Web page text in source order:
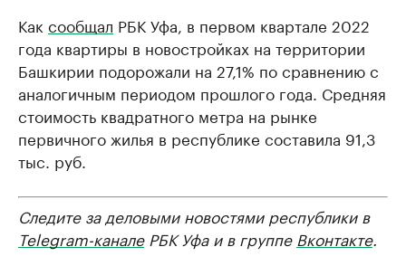
Как сообщал РБК Уфа, в первом квартале 2022
года квартиры в новостройках на территории
Башкирии подорожали на 27,1% по сравнению с
аналогичным периодом прошлого года. Средняя
стоимость квадратного метра на рынке
первичного жилья в республике составила 91,3
тыс. руб.
Следите за деловыми новостями республики в
Telegram-каналеРБК Уфа и в группе Вконтакте.